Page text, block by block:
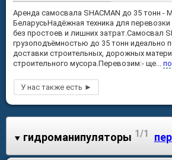
Аренда самосвала SHACMAN до 35 тонн -
БеларусьНадёжная техника для
без простоев и лишних затрат.Самосвал
грузоподъёмностью до 35 тонн идеально
доставки строительных, дорожных
строительного мусора.Перевозим:- ще...
гидроманипуляторы 1/1